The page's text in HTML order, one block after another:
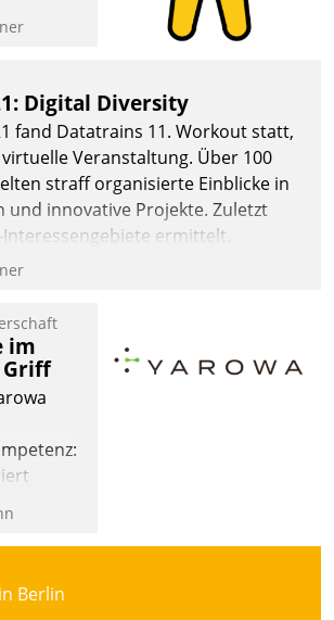
und -Digital Diversity
fand Datatrains 11. Workout statt,
Veranstaltung. Über 100
straff organisierte Einblicke in
und innovative Projekte. Zuletzt
ermittelt.
im
Griff
die
Berlin